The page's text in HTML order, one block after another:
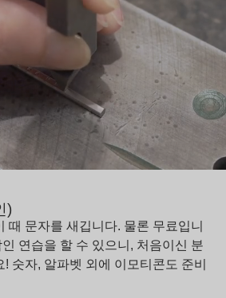
)
때 문자를 새깁니다. 물론 무료입니
연습을 할 수 있으니, 처음이신 분
숫자, 알파벳 외에 이모티콘도 준비